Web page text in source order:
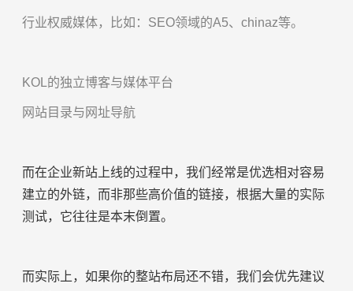
行业权威媒体，比如：SEO领域的A5、chinaz等。
KOL的独立博客与媒体平台
网站目录与网址导航
而在企业新站上线的过程中，我们经常是优选相对容易
建立的外链，而非那些高价值的链接，根据大量的实际
测试，它往往是本末倒置。
而实际上，如果你的整站布局还不错，我们会优先建议